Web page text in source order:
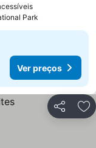
Park
Ver preços
Partilhar